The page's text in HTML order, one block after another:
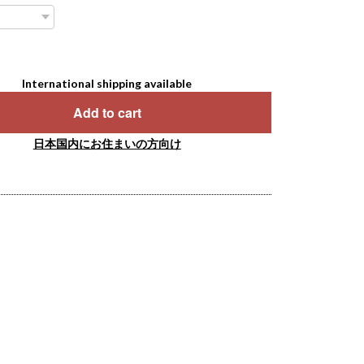
International shipping available
Add to cart
日本国内にお住まいの方向け